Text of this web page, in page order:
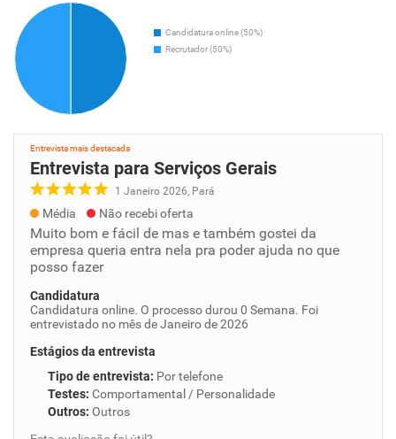
Candidatura online (50%)
Recrutador (50%)
Entrevista mais destacada
Entrevista para Serviços Gerais
1 Janeiro 2026, Pará
Média Não recebi oferta
Muito bom e fácil de mas e também gostei da
empresa queria entra nela pra poder ajuda no que
posso fazer
Candidatura
Candidatura online. O processo durou 0 Semana. Foi
entrevistado no mês de Janeiro de 2026
Estágios da entrevista
Tipo de entrevista: Por telefone
Testes: Comportamental / Personalidade
Outros: Outros